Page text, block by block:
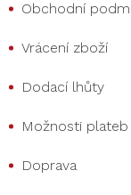
Obchodní
Vrácení zboží
Dodací lhůty
Možnosti plateb
Doprava